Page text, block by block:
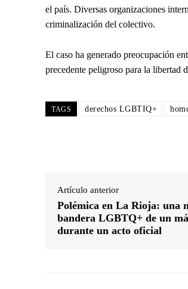
el país. Diversas organizaciones
criminalización del colectivo.
El caso ha generado preocupación
precedente peligroso para la libertad
TAGS derechos LGBTIQ+
Artículo anterior
Polémica en La Rioja: una
bandera LGBTQ+ de un
durante un acto oficial